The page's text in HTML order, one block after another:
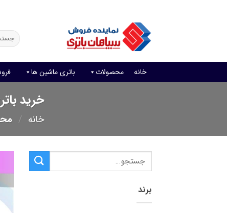
جستجو
برای:
خانه محصولات باتری ماشین ها
خرید باتری 170 آمپر اوربیتال وان
خانه /
برند